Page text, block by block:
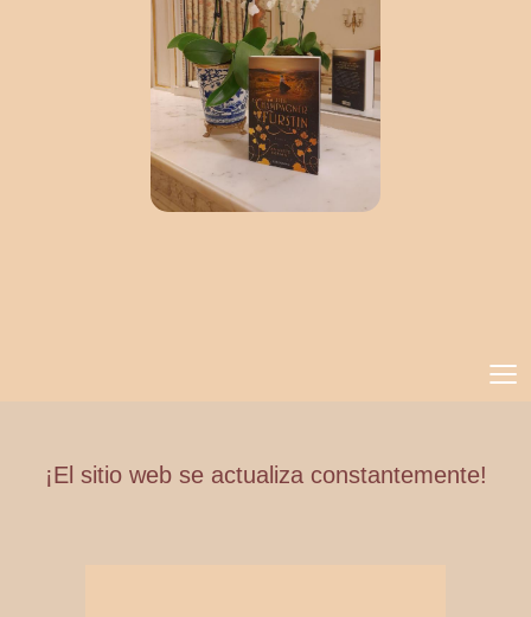
≡
¡El sitio web se actualiza constantemente!